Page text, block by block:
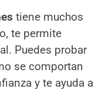
tiene muchos
te permite
Puedes probar
se comportan
y te ayuda a